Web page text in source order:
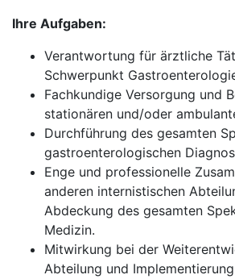
Ihre Aufgaben:
Verantwortung für ärztliche
Schwerpunkt
Fachkundige Versorgung und
stationären und/oder
Durchführung des gesamten
gastroenterologischen
Enge und professionelle
anderen internistischen
Abdeckung des gesamten
Medizin.
Mitwirkung bei der
Abteilung und